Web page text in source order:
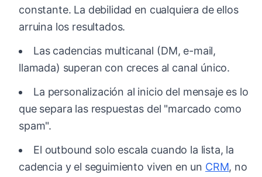
constante. La debilidad en cualquiera de ellos
arruina los resultados.
Las cadencias multicanal (DM, e-mail,
llamada) superan con creces al canal único.
La personalización al inicio del mensaje es lo
que separa las respuestas del "marcado como
spam".
El outbound solo escala cuando la lista, la
cadencia y el seguimiento viven en un CRM, no